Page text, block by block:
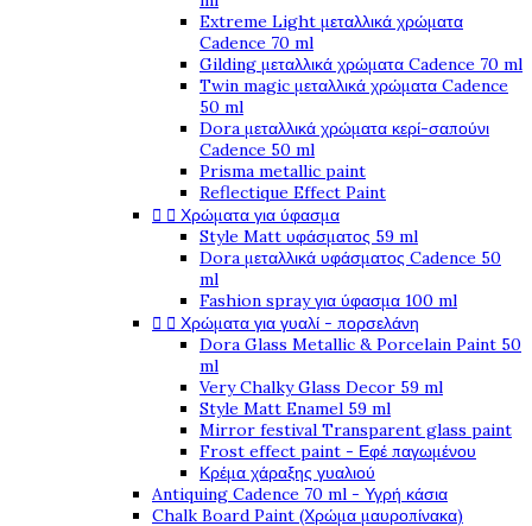
Extreme Light μεταλλικά χρώματα
Cadence 70 ml
Gilding μεταλλικά χρώματα Cadence 70 ml
Twin magic μεταλλικά χρώματα Cadence
50 ml
Dora μεταλλικά χρώματα κερί-σαπούνι
Cadence 50 ml
Prisma metallic paint
Reflectique Effect Paint
  Χρώματα για ύφασμα
Style Matt υφάσματος 59 ml
Dora μεταλλικά υφάσματος Cadence 50
ml
Fashion spray για ύφασμα 100 ml
  Χρώματα για γυαλί - πορσελάνη
Dora Glass Metallic & Porcelain Paint 50
ml
Very Chalky Glass Decor 59 ml
Style Matt Enamel 59 ml
Mirror festival Transparent glass paint
Frost effect paint - Εφέ παγωμένου
Κρέμα χάραξης γυαλιού
Antiquing Cadence 70 ml - Υγρή κάσια
Chalk Board Paint (Χρώμα μαυροπίνακα)